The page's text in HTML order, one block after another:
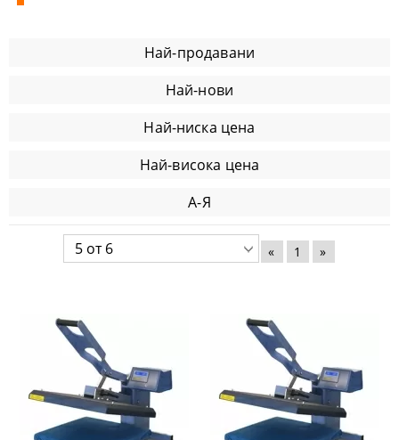
Най-продавани
Най-нови
Най-ниска цена
Най-висока цена
А-Я
« 1 »